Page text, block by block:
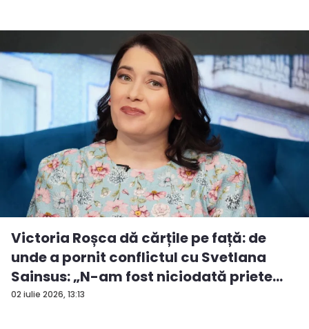
02 iulie 2026, 13:13
Victoria Roșca dă cărțile pe față: de
unde a pornit conflictul cu Svetlana
Sainsus: „N-am fost niciodată priete...